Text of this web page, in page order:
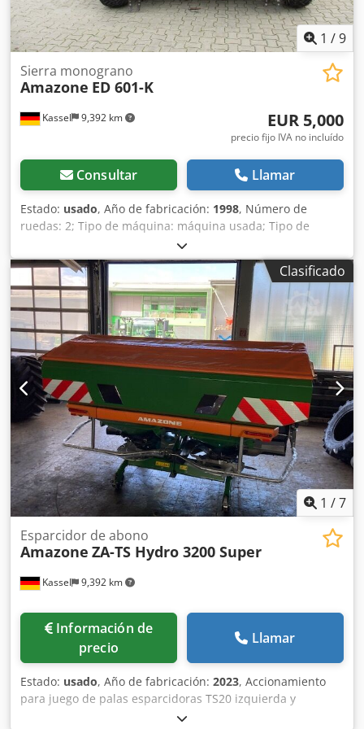
1 /9
Kassel 9,392 km
Sierra monograno
Amazone ED 601-K
EUR 5,000
precio fijo IVA no incluído
Consultar Llamar
Estado: usado, Año de fabricación: 1998, Número de
ruedas: 2; Tipo de máquina: máquina usada; Tipo de
bastidor: montaje; Sistema de fertilización / sinfín de
fertilizante / Crjdpfx Alsr Ncfqs Rjf
Clasificado
1 /7
Kassel 9,392 km
Esparcidor de abono
Amazone ZA-TS Hydro 3200 Super
Información de
precio
Llamar
Estado: usado, Año de fabricación: 2023, Accionamiento
para juego de palas esparcidoras TS20 izquierda y
derecha, accionamiento hidráulico izquierda y derecha